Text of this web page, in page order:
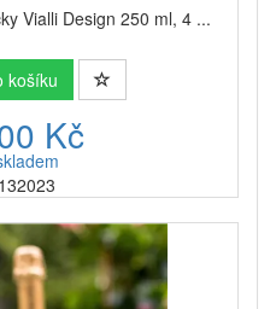
Vialli Design 250 ml, 4 ...
košíku
Kč